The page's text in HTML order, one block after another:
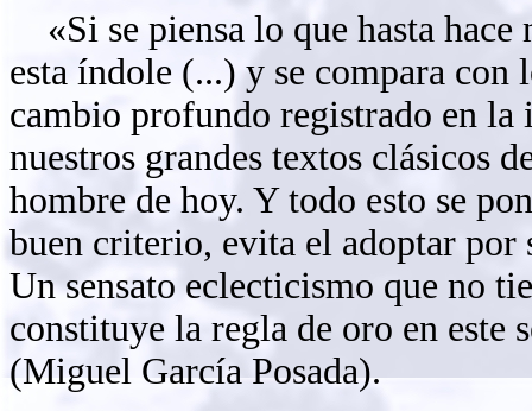
«Si se piensa lo que hasta hace
esta índole (...) y se compara con
cambio profundo registrado en
nuestros grandes textos clásicos
hombre de hoy. Y todo esto se
buen criterio, evita el adoptar por
Un sensato eclecticismo ­que no
constituye la regla de oro en este
(Miguel García Posada).